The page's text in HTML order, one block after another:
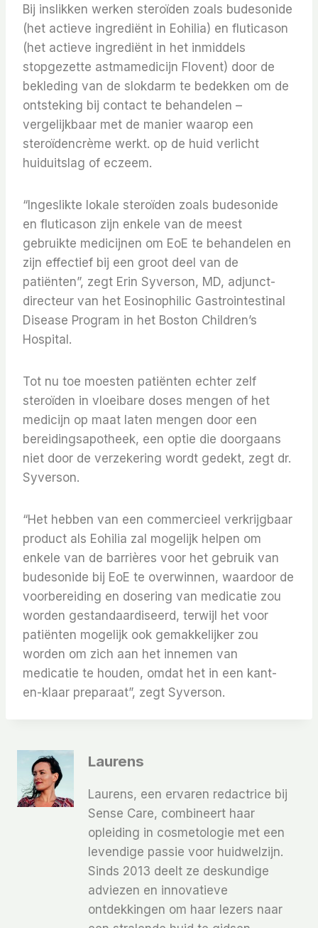
Bij inslikken werken steroïden zoals budesonide
(het actieve ingrediënt in Eohilia) en fluticason
(het actieve ingrediënt in het inmiddels
stopgezette astmamedicijn Flovent) door de
bekleding van de slokdarm te bedekken om de
ontsteking bij contact te behandelen –
vergelijkbaar met de manier waarop een
steroïdencrème werkt. op de huid verlicht
huiduitslag of eczeem.
“Ingeslikte lokale steroïden zoals budesonide
en fluticason zijn enkele van de meest
gebruikte medicijnen om EoE te behandelen en
zijn effectief bij een groot deel van de
patiënten”, zegt Erin Syverson, MD, adjunct-
directeur van het Eosinophilic Gastrointestinal
Disease Program in het Boston Children’s
Hospital.
Tot nu toe moesten patiënten echter zelf
steroïden in vloeibare doses mengen of het
medicijn op maat laten mengen door een
bereidingsapotheek, een optie die doorgaans
niet door de verzekering wordt gedekt, zegt dr.
Syverson.
“Het hebben van een commercieel verkrijgbaar
product als Eohilia zal mogelijk helpen om
enkele van de barrières voor het gebruik van
budesonide bij EoE te overwinnen, waardoor de
voorbereiding en dosering van medicatie zou
worden gestandaardiseerd, terwijl het voor
patiënten mogelijk ook gemakkelijker zou
worden om zich aan het innemen van
medicatie te houden, omdat het in een kant-
en-klaar preparaat”, zegt Syverson.
Laurens
Laurens, een ervaren redactrice bij
Sense Care, combineert haar
opleiding in cosmetologie met een
levendige passie voor huidwelzijn.
Sinds 2013 deelt ze deskundige
adviezen en innovatieve
ontdekkingen om haar lezers naar